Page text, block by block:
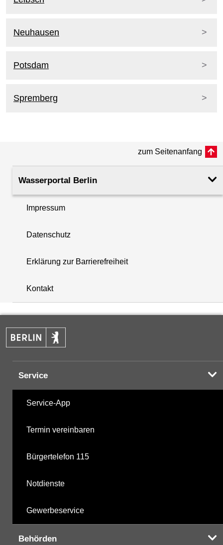
Neuhausen
Potsdam
Spremberg
zum Seitenanfang
Wasserportal Berlin
Impressum
Datenschutz
Erklärung zur Barrierefreiheit
Kontakt
Service
Service-App
Termin vereinbaren
Bürgertelefon 115
Notdienste
Gewerbeservice
Behörden